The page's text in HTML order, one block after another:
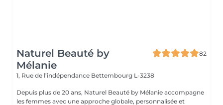
Naturel Beauté by
Mélanie
82
1, Rue de l’indépendance Bettembourg L-3238
Depuis plus de 20 ans, Naturel Beauté by Mélanie accompagne
les femmes avec une approche globale, personnalisée et